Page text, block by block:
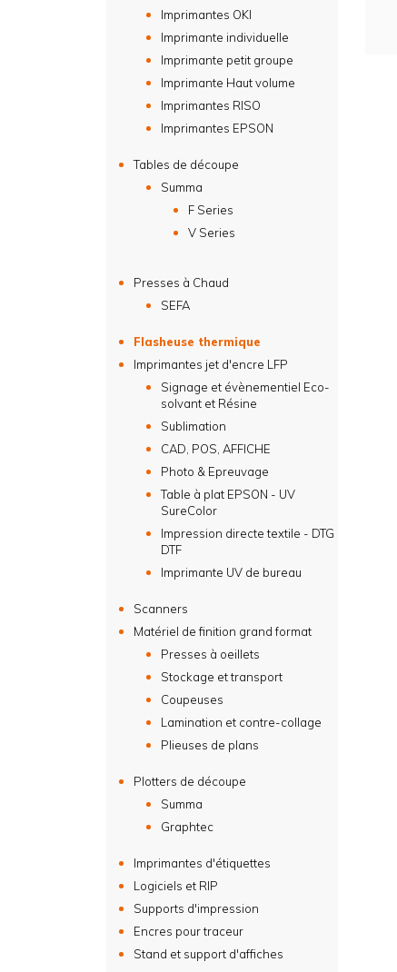
Imprimantes OKI
Imprimante individuelle
Imprimante petit groupe
Imprimante Haut volume
Imprimantes RISO
Imprimantes EPSON
Tables de découpe
Summa
F Series
V Series
Presses à Chaud
SEFA
Flasheuse thermique
Imprimantes jet d'encre LFP
Signage et évènementiel Eco-
solvant et Résine
Sublimation
CAD, POS, AFFICHE
Photo & Epreuvage
Table à plat EPSON - UV
SureColor
Impression directe textile - DTG
DTF
Imprimante UV de bureau
Scanners
Matériel de finition grand format
Presses à oeillets
Stockage et transport
Coupeuses
Lamination et contre-collage
Plieuses de plans
Plotters de découpe
Summa
Graphtec
Imprimantes d'étiquettes
Logiciels et RIP
Supports d'impression
Encres pour traceur
Stand et support d'affiches